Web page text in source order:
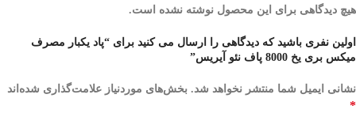
هیچ دیدگاهی برای این محصول نوشته نشده است.
اولین نفری باشید که دیدگاهی را ارسال می کنید برای “پاد یکبار مصرف
میکس بری یخ 8000 پاف نئو آیریس”
نشانی ایمیل شما منتشر نخواهد شد. بخش‌های موردنیاز علامت‌گذاری شده‌اند
*